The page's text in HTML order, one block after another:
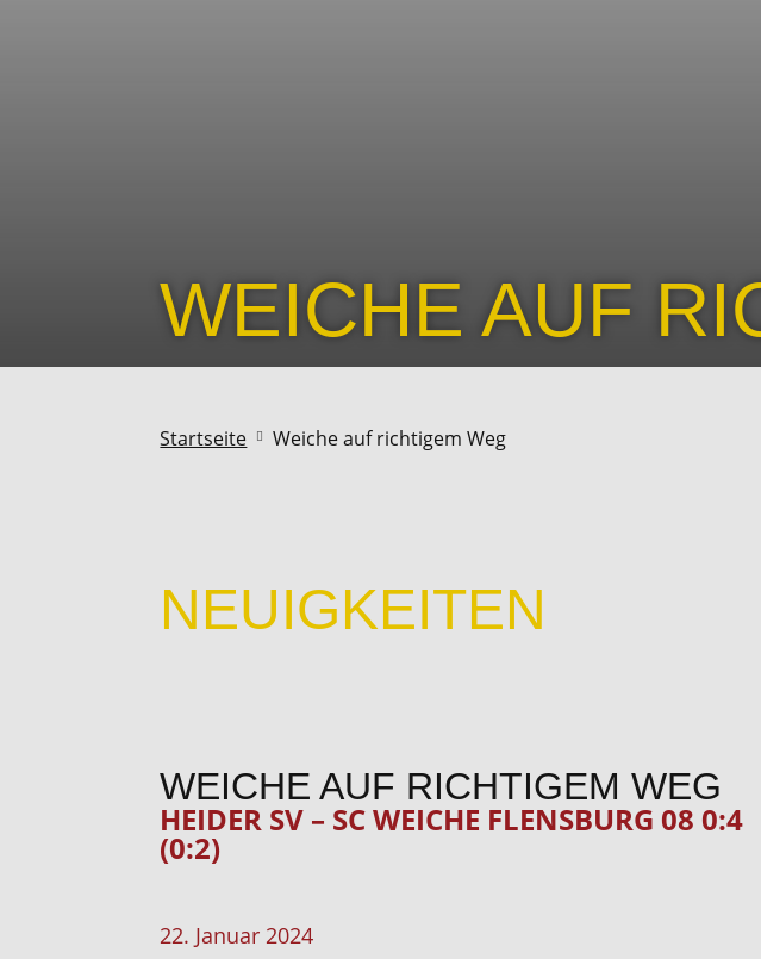
WEICHE AUF
Startseite  Weiche auf richtigem Weg
NEUIGKEITEN
WEICHE AUF RICHTIGEM WEG
HEIDER SV – SC WEICHE FLENSBURG 08 0:4
(0:2)
22. Januar 2024